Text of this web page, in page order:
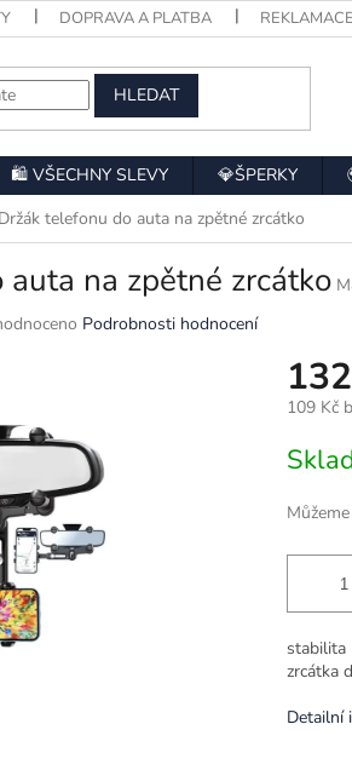
DOPRAVA A PLATBA REKLAMACE
HLEDAT
🛍️ VŠECHNY SLEVY 💎ŠPERKY
Držák telefonu do auta na zpětné zrcátko
na zpětné zrcátko
Podrobnosti hodnocení
109 Kč
cena:
stabilita
zrcátka
Detailní